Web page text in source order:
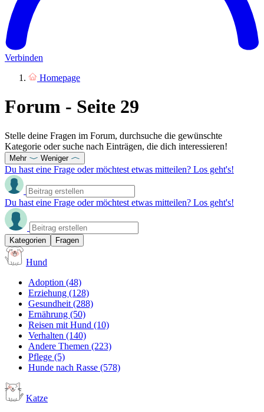
Verbinden
Homepage
Forum - Seite 29
Stelle deine Fragen im Forum, durchsuche die gewünschte
Kategorie oder suche nach Einträgen, die dich interessieren!
Mehr Weniger
Du hast eine Frage oder möchtest etwas mitteilen? Los geht's!
Du hast eine Frage oder möchtest etwas mitteilen? Los geht's!
Kategorien Fragen
Hund
Adoption (48)
Erziehung (128)
Gesundheit (288)
Ernährung (50)
Reisen mit Hund (10)
Verhalten (140)
Andere Themen (223)
Pflege (5)
Hunde nach Rasse (578)
Katze